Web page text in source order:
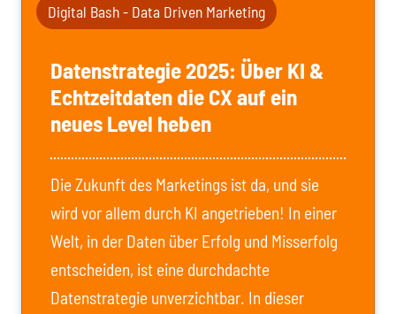
Digital Bash - Data Driven Marketing
Datenstrategie 2025: Über KI &
Echtzeitdaten die CX auf ein
neues Level heben
Die Zukunft des Marketings ist da, und sie
wird vor allem durch KI angetrieben! In einer
Welt, in der Daten über Erfolg und Misserfolg
entscheiden, ist eine durchdachte
Datenstrategie unverzichtbar. In dieser